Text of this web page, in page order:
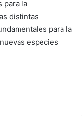
para la
distintas
para la
especies